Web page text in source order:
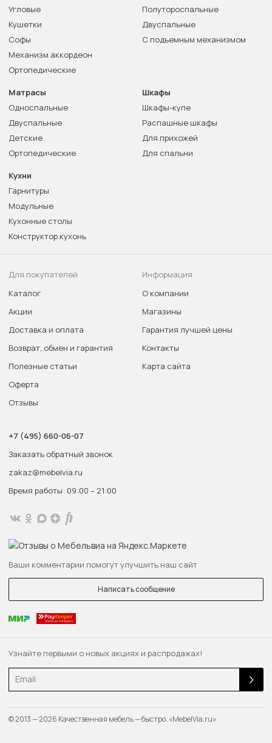
Узнайте первыми о новых акциях и распродажах!
Email
Угловые
Кушетки
Софы
Механизм аккордеон
Ортопедические
Полутороспальные
Двуспальные
С подъемным механизмом
Матрасы
Односпальные
Двуспальные
Детские
Ортопедические
Шкафы
Шкафы-купе
Распашные шкафы
Для прихожей
Для спальни
Кухни
Гарнитуры
Модульные
Кухонные столы
Конструктор кухонь
Для покупателей
Каталог
Акции
Доставка и оплата
Возврат, обмен и гарантия
Полезные статьи
Оферта
Отзывы
Информация
О компании
Магазины
Гарантия лучшей цены
Контакты
Карта сайта
+7 (495) 660-06-07
Заказать обратный звонок
zakaz@mebelvia.ru
Время работы: 09:00 – 21:00
Ваши комментарии помогут улучшить наш сайт
Написать сообщение
© 2013 — 2026 Качественная мебель — быстро. «MebelVia.ru»